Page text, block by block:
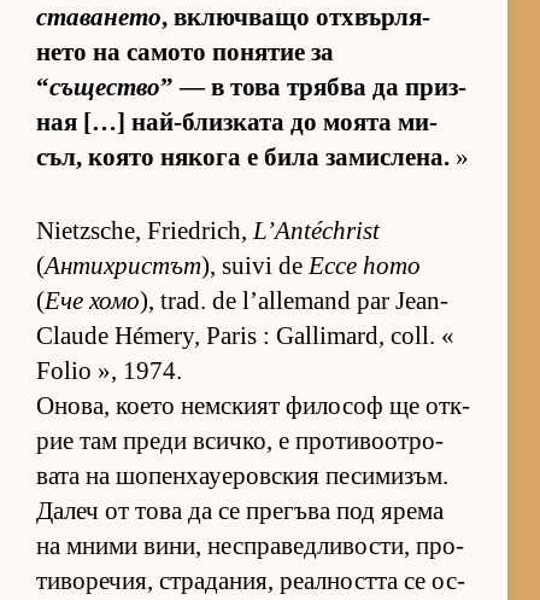
ставането, включ­ващо от­х­вър­ля­
нето на са­мото по­ня­тие за
“същество” — в това трябва да приз­
ная […] най-близ­ката до мо­ята ми­
съл, ко­ято ня­кога е била за­мис­ле­на. »
Nietzsche, Friedrich,L’Antéchrist
(Антихристът), suivi deEcce homo
(Ече хомо), trad. de l’allemand par Jean-
Claude Hémery, Paris : Gallimard, coll. «
Folio », 1974.
Оно­ва, ко­ето нем­с­кият фи­ло­соф ще от­к­
рие там преди всич­ко, е про­ти­во­от­ро­
вата на шо­пен­ха­уе­ров­с­кия пе­си­ми­зъм.
Да­леч от това да се пре­гъва под ярема
на мними ви­ни, нес­п­ра­вед­ли­вос­ти, про­
ти­во­ре­чия, стра­да­ния, ре­ал­ността се ос­